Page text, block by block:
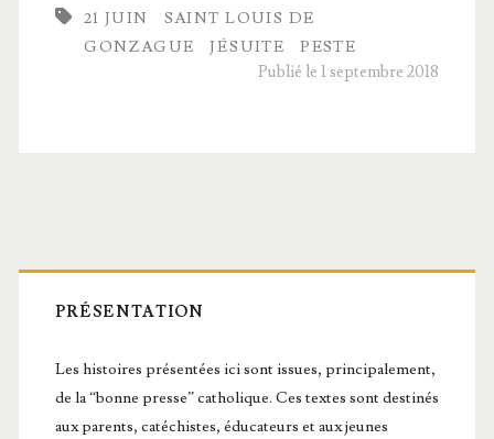
Gon­
21 JUIN
SAINT LOUIS DE
GONZAGUE
JÉSUITE
PESTE
Publié le 1 septembre 2018
Barre
latérale
principale
PRÉSENTATION
Les histoires présentées ici sont issues, principalement,
de la “bonne presse” catholique. Ces textes sont destinés
aux parents, catéchistes, éducateurs et aux jeunes